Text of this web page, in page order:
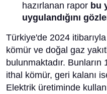
hazırlanan rapor bu
uygulandığını
Türkiye'de 2024
kömür ve doğal gaz
bulunmaktadır.
ithal kömür, geri kalanı
Elektrik üretiminde